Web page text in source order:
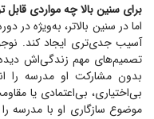
برای سنین بالا چه مواردی
اما در سنین بالاتر، به‌ویژه در
آسیب جدی‌تری ایجاد کند.
تصمیم‌های مهم زندگی‌اش
بدون مشارکت او مدرسه را
بی‌اختیاری، بی‌اعتمادی یا
موضوع سازگاری او با مدرسه را